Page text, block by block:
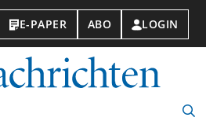
E-PAPER ABO LOGIN